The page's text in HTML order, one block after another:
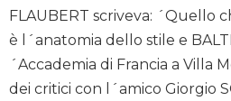
FLAUBERT scriveva: ´Quello
è l´anatomia dello stile e
´Accademia di Francia a Villa
dei critici con l´amico Giorgio